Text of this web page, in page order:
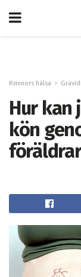
Kvinnors hälsa
Hur kan
kön